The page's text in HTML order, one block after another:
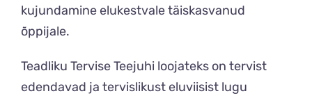
kujundamine elukestvale täiskasvanud
õppijale.
Teadliku Tervise Teejuhi loojateks on tervist
edendavad ja tervislikust eluviisist lugu